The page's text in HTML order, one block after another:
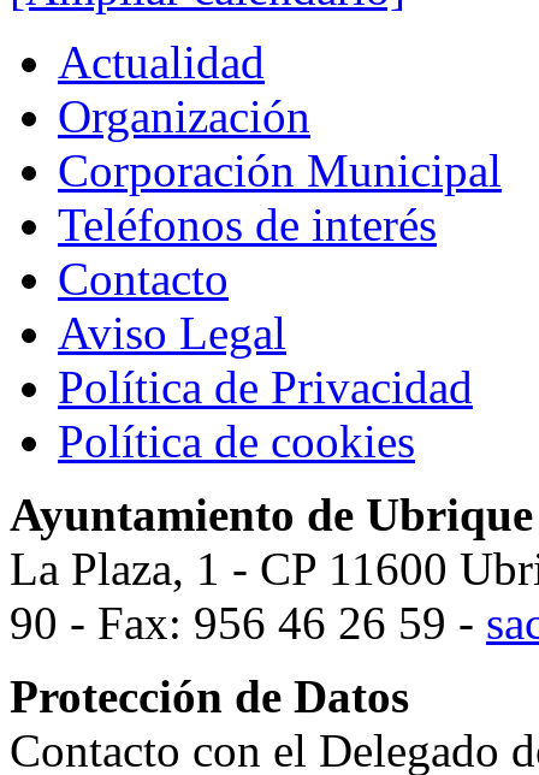
Actualidad
Organización
Corporación Municipal
Teléfonos de interés
Contacto
Aviso Legal
Política de Privacidad
Política de cookies
Ayuntamiento de Ubrique
La Plaza, 1 - CP 11600
90 - Fax: 956 46 26 59 -
Protección de Datos
Contacto con el Delegado